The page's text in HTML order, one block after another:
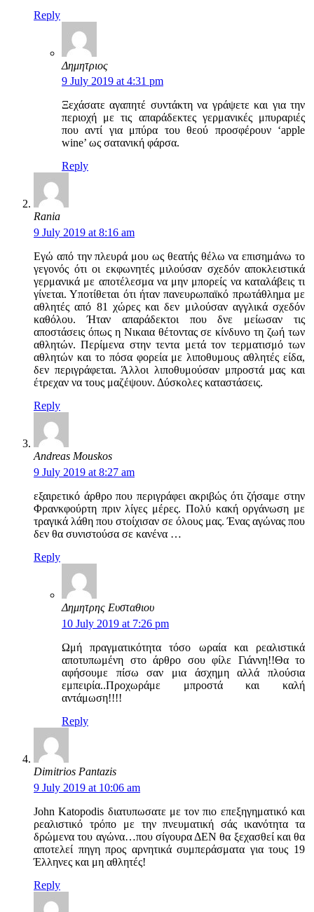
Reply
Δημητριος
9 July 2019 at 4:31 pm
Ξεχάσατε αγαπητέ συντάκτη να γράψετε και για την
περιοχή με τις απαράδεκτες γερμανικές μπυραριές
που αντί για μπύρα του θεού προσφέρουν ‘apple
wine’ ως σατανική φάρσα.
Reply
Rania
9 July 2019 at 8:16 am
Εγώ από την πλευρά μου ως θεατής θέλω να επισημάνω το
γεγονός ότι οι εκφωνητές μιλούσαν σχεδόν αποκλειστικά
γερμανικά με αποτέλεσμα να μην μπορείς να καταλάβεις τι
γίνεται. Υποτίθεται ότι ήταν πανευρωπαϊκό πρωτάθλημα με
αθλητές από 81 χώρες και δεν μιλούσαν αγγλικά σχεδόν
καθόλου. Ήταν απαράδεκτοι που δνε μείωσαν τις
αποστάσεις όπως η Νικαια θέτοντας σε κίνδυνο τη ζωή των
αθλητών. Περίμενα στην τεντα μετά τον τερματισμό των
αθλητών και το πόσα φορεία με λιποθυμους αθλητές είδα,
δεν περιγράφεται. Άλλοι λιποθυμούσαν μπροστά μας και
έτρεχαν να τους μαζέψουν. Δύσκολες καταστάσεις.
Reply
Andreas Mouskos
9 July 2019 at 8:27 am
εξαιρετικό άρθρο που περιγράφει ακριβώς ότι ζήσαμε στην
Φρανκφούρτη πριν λίγες μέρες. Πολύ κακή οργάνωση με
τραγικά λάθη που στοίχισαν σε όλους μας. Ένας αγώνας που
δεν θα συνιστούσα σε κανένα …
Reply
Δημητρης Ευσταθιου
10 July 2019 at 7:26 pm
Ωμή πραγματικότητα τόσο ωραία και ρεαλιστικά
αποτυπωμένη στο άρθρο σου φίλε Γιάννη!!Θα το
αφήσουμε πίσω σαν μια άσχημη αλλά πλούσια
εμπειρία..Προχωράμε μπροστά και καλή
αντάμωση!!!!
Reply
Dimitrios Pantazis
9 July 2019 at 10:06 am
John Katopodis διατυπωσατε με τον πιο επεξηγηματικό και
ρεαλιστικό τρόπο με την πνευματική σάς ικανότητα τα
δρώμενα του αγώνα…που σίγουρα ΔΕΝ θα ξεχασθεί και θα
αποτελεί πηγη προς αρνητικά συμπεράσματα για τους 19
Έλληνες και μη αθλητές!
Reply